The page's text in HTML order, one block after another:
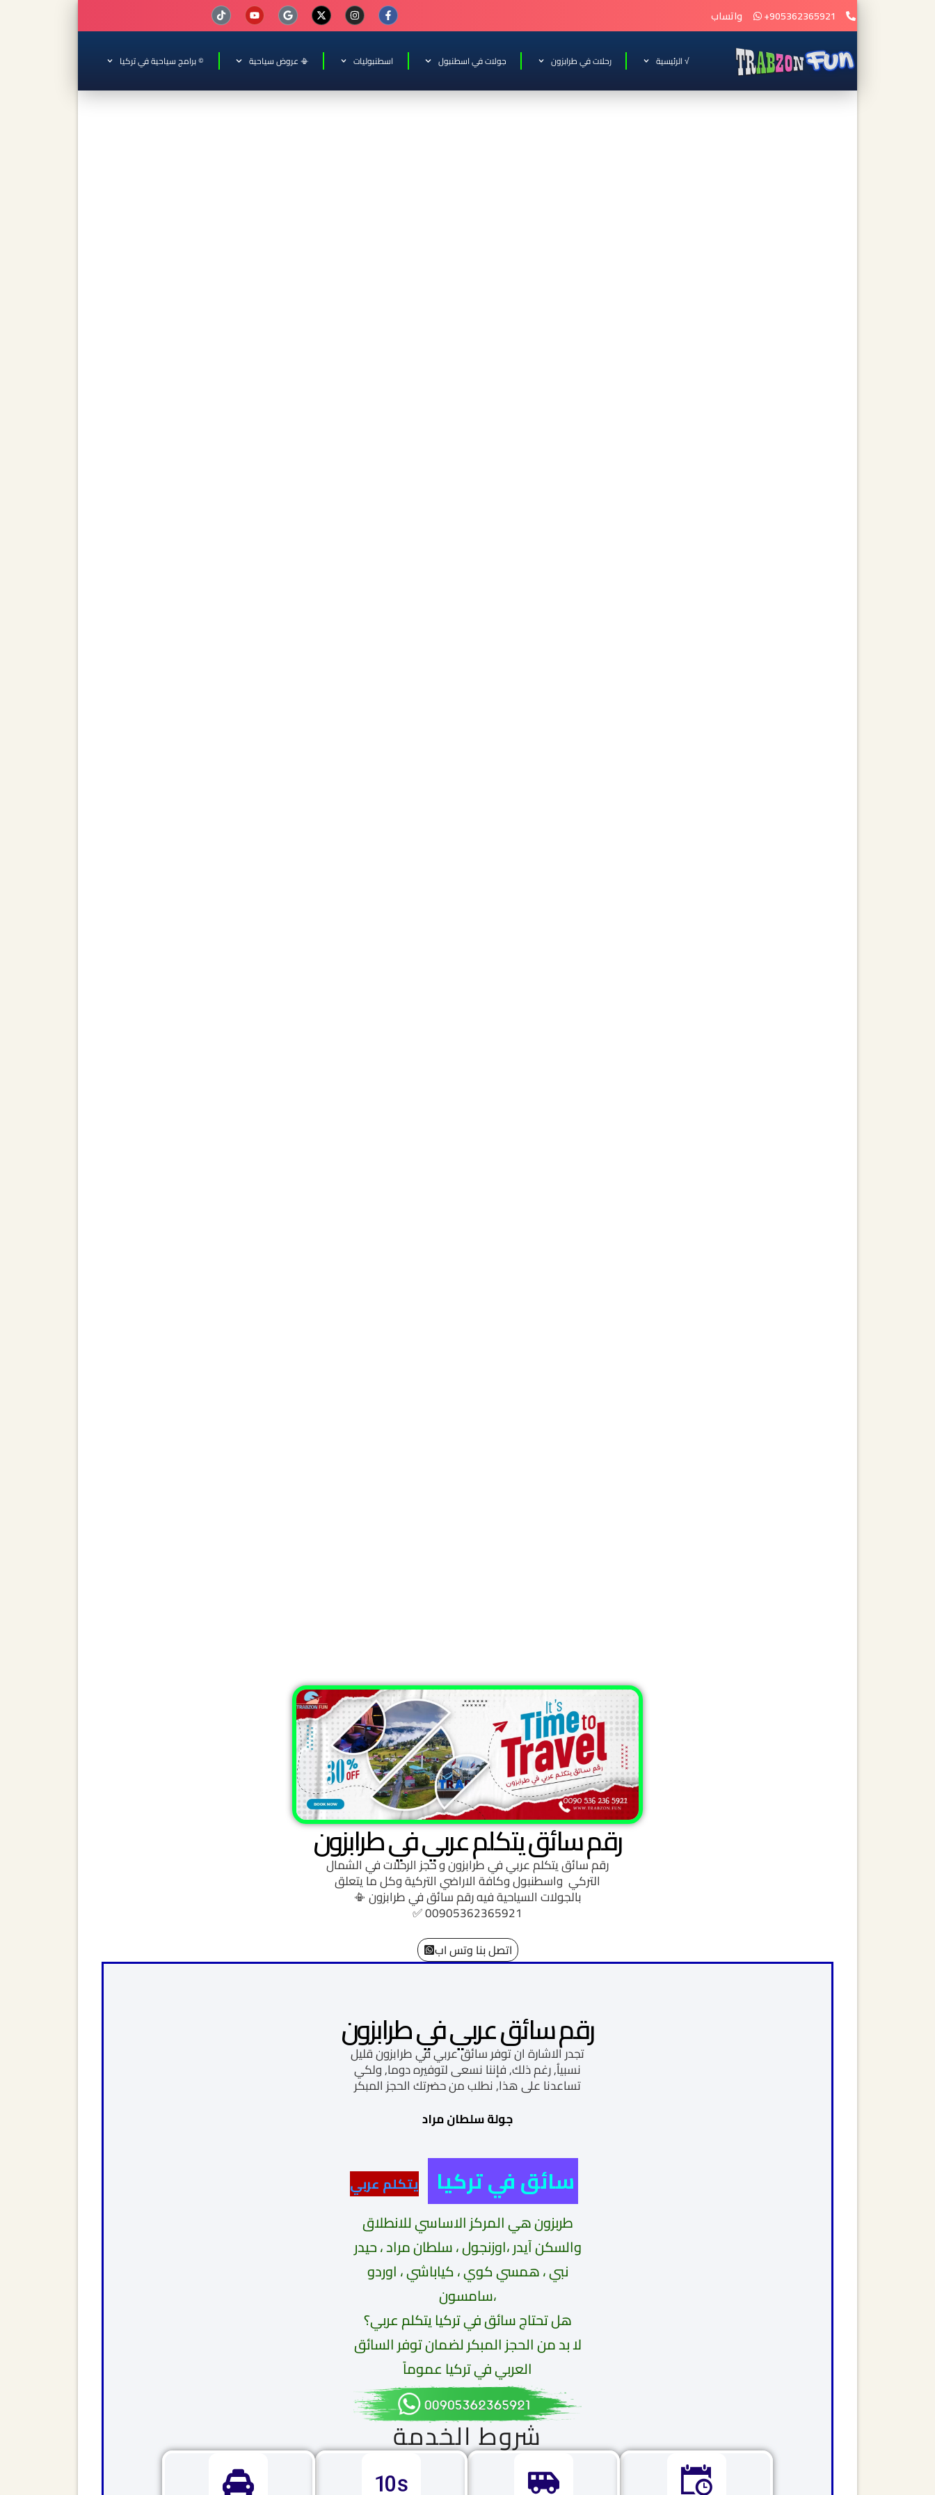
905362365921+ واتساب
√ الرئيسية رحلات في طرابزون جولات في اسطنبول اسطنبوليات 📳 عروض سياحية © برامج سياحية في تركيا
رقم سائق يتكلم عربي في طرابزون
رقم سائق يتكلم عربي في طرابزونو حجز الرحلات في الشمال
التركي واسطنبول وكافة الاراضي التركية وكل ما يتعلق
بالجولات السياحية فيه رقم سائق في طرابزون📳
00905362365921
✅
اتصل بنا وتس اب
رقم سائق عربي في طرابزون
تجدر الاشارة ان توفر سائق عربي في طرابزون قليل
نسبياُ, رغم ذلك, فإننا نسعى لتوفيره دوما, ولكي
تساعدنا على هذا, نطلب من حضرتك الحجز المبكر
جولة سلطان مراد
سائق في تركيا يتكلم عربي
طربزون هي المركز الاساسي للانطلاق
والسكن آيدر ،اوزنجول ، سلطان مراد ، حيدر
نبي ، همسي كوي ، كياباشي ، اوردو
،سامسون
هل تحتاج سائق في تركيا يتكلم عربي؟
لا بد من الحجز المبكر لضمان توفر السائق
العربي في تركيا عموماً
شروط الخدمة